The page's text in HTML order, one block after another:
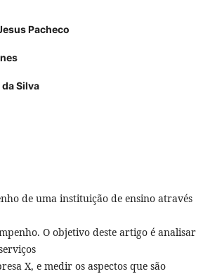
Pacheco
Silva
de uma instituição de ensino através
O objetivo deste artigo é analisar
X, e medir os aspectos que são